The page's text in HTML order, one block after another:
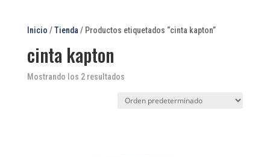
Inicio /Tienda / Productos etiquetados “cinta kapton”
cinta kapton
Mostrando los 2 resultados